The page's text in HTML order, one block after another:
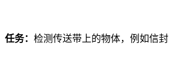
任务： 检测传送带上的物体，例如信封